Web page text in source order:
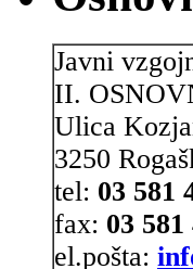
Javni
II.
Ulica
3250
tel: 03 581
fax: 03 581
el.pošta: